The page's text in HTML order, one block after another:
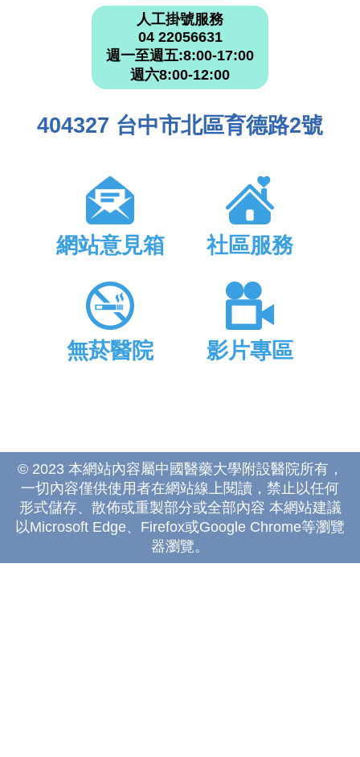
人工掛號服務
04 22056631
週一至週五:8:00-17:00
週六8:00-12:00
404327 台中市北區育德路2號
網站意見箱 社區服務
無菸醫院 影片專區
© 2023 本網站內容屬中國醫藥大學附設醫院所有，
一切內容僅供使用者在網站線上閱讀，禁止以任何
形式儲存、散佈或重製部分或全部內容 本網站建議
以Microsoft Edge、Firefox或Google Chrome等瀏覽
器瀏覽。